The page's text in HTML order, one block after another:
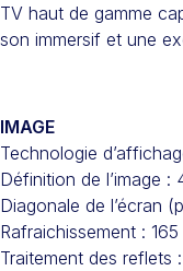
TV haut de gamme
son immersif et une
IMAGE
Technologie
Définition de l’image
Diagonale de l’écran
Rafraichissement :
Traitement des reflets